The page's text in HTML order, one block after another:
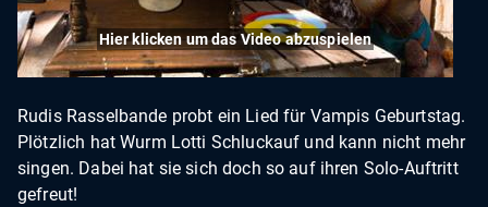
Hier klicken um das Video abzuspielen
Rudis Rasselbande probt ein Lied für Vampis Geburtstag.
Plötzlich hat Wurm Lotti Schluckauf und kann nicht mehr
singen. Dabei hat sie sich doch so auf ihren Solo-Auftritt
gefreut!